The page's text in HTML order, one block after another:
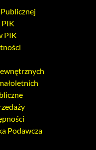
PIK
PIK
Podawcza